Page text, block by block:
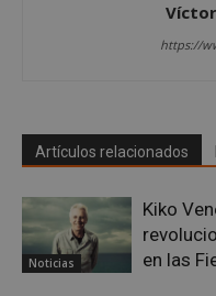
https://
Artículos relacionados
Noticias
Kiko
en las
Privacy Policy